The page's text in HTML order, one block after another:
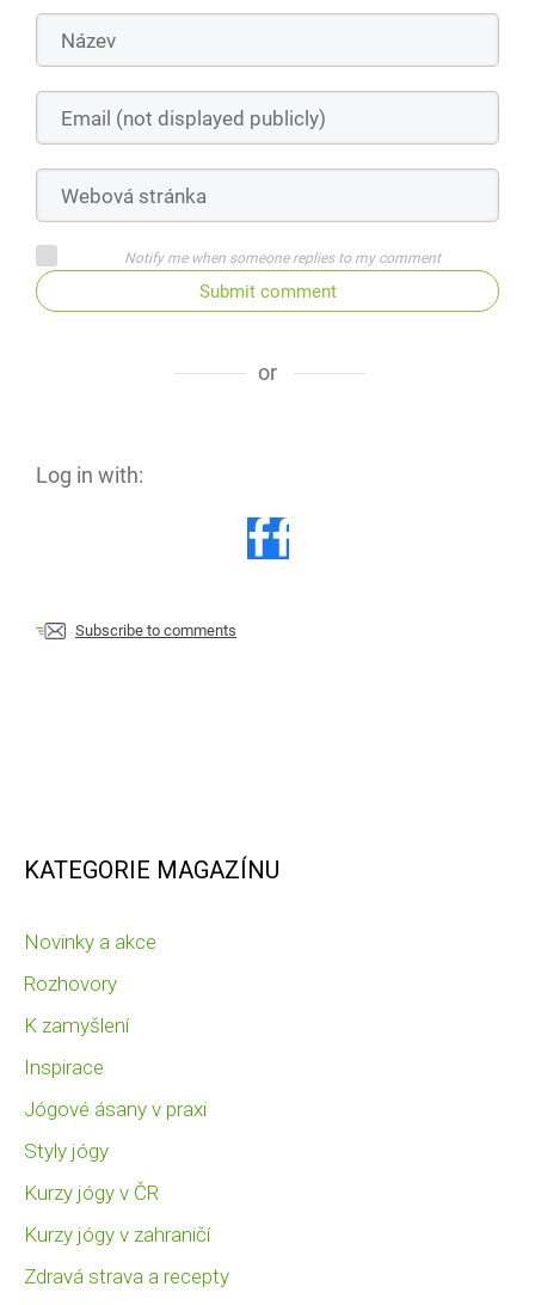
Notify me when someone replies to my comment
Submit comment
or
Log in with:
Subscribe to comments
KATEGORIE MAGAZÍNU
Novinky a akce
Rozhovory
K zamyšlení
Inspirace
Jógové ásany v praxi
Styly jógy
Kurzy jógy v ČR
Kurzy jógy v zahraničí
Zdravá strava a recepty